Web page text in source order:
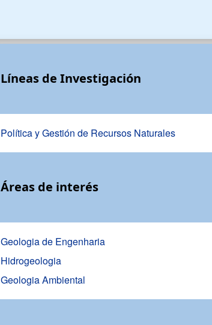
Líneas de Investigación
Política y Gestión de Recursos Naturales
Áreas de interés
Geologia de Engenharia
Hidrogeologia
Geologia Ambiental